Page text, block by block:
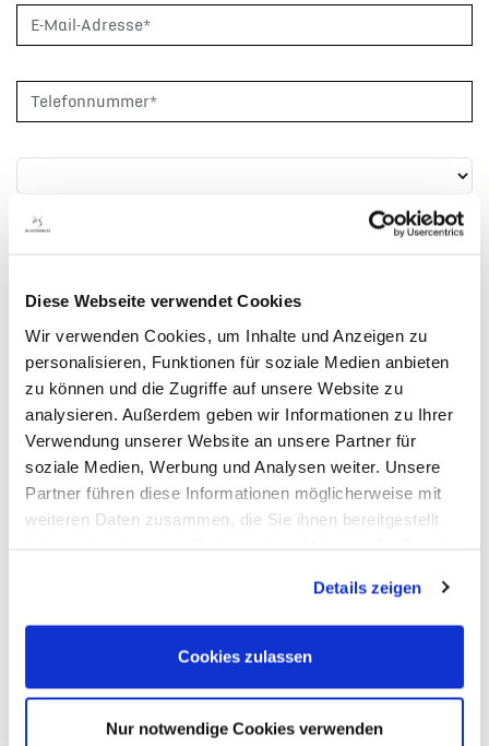
Diese Webseite verwendet Cookies
Wir verwenden Cookies, um Inhalte und Anzeigen zu
personalisieren, Funktionen für soziale Medien anbieten
zu können und die Zugriffe auf unsere Website zu
analysieren. Außerdem geben wir Informationen zu Ihrer
Verwendung unserer Website an unsere Partner für
soziale Medien, Werbung und Analysen weiter. Unsere
Partner führen diese Informationen möglicherweise mit
weiteren Daten zusammen, die Sie ihnen bereitgestellt
Cookies, wenn Sie unsere Webseite weiterhin nutzen.
Details zeigen
Cookies zulassen
Nur notwendige Cookies verwenden
Einwilligung in die Datennutzung zu weiteren
Ich bin damit einverstanden, dass die Stellantis Bank mich
Telefonnummer
kontaktiert und mir Informationen zu passenden